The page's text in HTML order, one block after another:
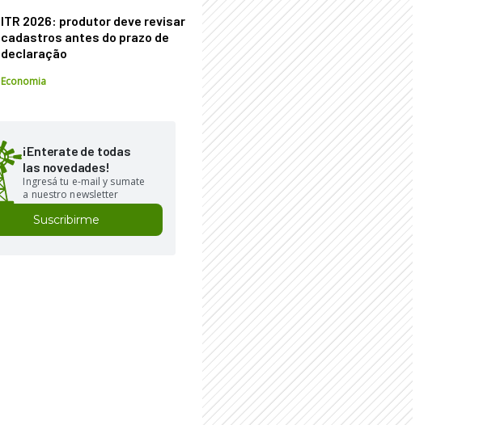
ITR 2026: produtor deve revisar
cadastros antes do prazo de
declaração
Economia
¡Enterate de todas
las novedades!
Ingresá tu e-mail y sumate
a nuestro newsletter
Suscribirme